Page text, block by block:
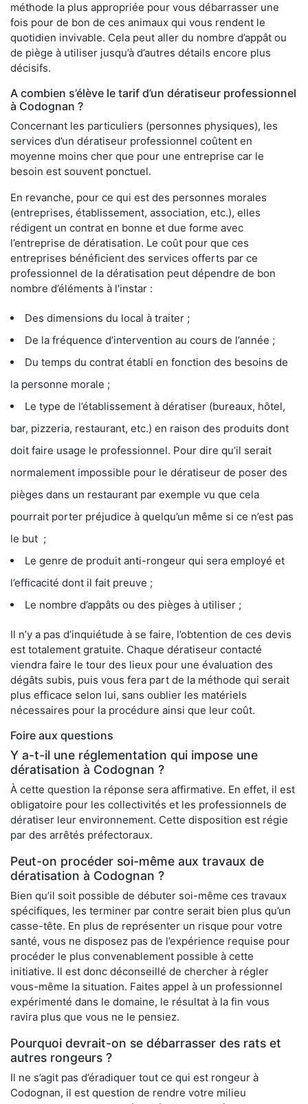
méthode la plus appropriée pour vous débarrasser une
fois pour de bon de ces animaux qui vous rendent le
quotidien invivable. Cela peut aller du nombre d’appât ou
de piège à utiliser jusqu’à d’autres détails encore plus
décisifs.
A combien s’élève le tarif d’un dératiseur professionnel
à Codognan ?
Concernant les particuliers (personnes physiques), les
services d’un dératiseur professionnel coûtent en
moyenne moins cher que pour une entreprise car le
besoin est souvent ponctuel.
En revanche, pour ce qui est des personnes morales
(entreprises, établissement, association, etc.), elles
rédigent un contrat en bonne et due forme avec
l’entreprise de dératisation. Le coût pour que ces
entreprises bénéficient des services offerts par ce
professionnel de la dératisation peut dépendre de bon
nombre d’éléments à l'instar :
Des dimensions du local à traiter ;
De la fréquence d’intervention au cours de l’année ;
Du temps du contrat établi en fonction des besoins de
la personne morale ;
Le type de l’établissement à dératiser (bureaux, hôtel,
bar, pizzeria, restaurant, etc.) en raison des produits dont
doit faire usage le professionnel. Pour dire qu’il serait
normalement impossible pour le dératiseur de poser des
pièges dans un restaurant par exemple vu que cela
pourrait porter préjudice à quelqu’un même si ce n’est pas
le but ;
Le genre de produit anti-rongeur qui sera employé et
l’efficacité dont il fait preuve ;
Le nombre d’appâts ou des pièges à utiliser ;
Il n’y a pas d’inquiétude à se faire, l’obtention de ces devis
est totalement gratuite. Chaque dératiseur contacté
viendra faire le tour des lieux pour une évaluation des
dégâts subis, puis vous fera part de la méthode qui serait
plus efficace selon lui, sans oublier les matériels
nécessaires pour la procédure ainsi que leur coût.
Foire aux questions
Y a-t-il une réglementation qui impose une
dératisation à Codognan ?
À cette question la réponse sera affirmative. En effet, il est
obligatoire pour les collectivités et les professionnels de
dératiser leur environnement. Cette disposition est régie
par des arrêtés préfectoraux.
Peut-on procéder soi-même aux travaux de
dératisation à Codognan ?
Bien qu’il soit possible de débuter soi-même ces travaux
spécifiques, les terminer par contre serait bien plus qu’un
casse-tête. En plus de représenter un risque pour votre
santé, vous ne disposez pas de l’expérience requise pour
procéder le plus convenablement possible à cette
initiative. Il est donc déconseillé de chercher à régler
vous-même la situation. Faites appel à un professionnel
expérimenté dans le domaine, le résultat à la fin vous
ravira plus que vous ne le pensiez.
Pourquoi devrait-on se débarrasser des rats et
autres rongeurs ?
Il ne s’agit pas d’éradiquer tout ce qui est rongeur à
Codognan, il est question de rendre votre milieu